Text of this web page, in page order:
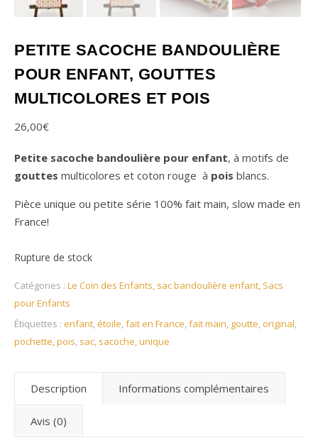
PETITE SACOCHE BANDOULIÈRE
POUR ENFANT, GOUTTES
MULTICOLORES ET POIS
26,00€
Petite sacoche bandoulière pour enfant, à motifs de
gouttes multicolores et coton rouge à pois blancs.
Pièce unique ou petite série 100% fait main, slow made en
France!
Rupture de stock
Catégories : Le Coin des Enfants, sac bandoulière enfant, Sacs
pour Enfants
Étiquettes : enfant,étoile,fait en France,fait main, goutte, original,
pochette,pois, sac, sacoche,unique
Description Informations complémentaires
Avis (0)